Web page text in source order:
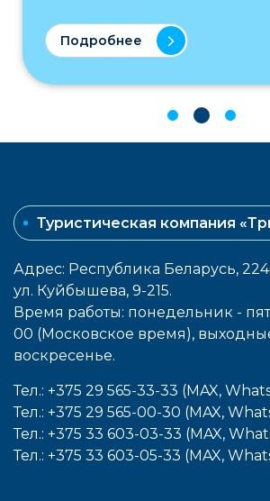
Подробнее
Туристическая компания
Адрес: Республика Беларусь,
ул. Куйбышева, 9-215.
Время работы: понедельник -
00 (Московское время),
воcкресенье.
Тел.: +375 29 565-33-33 (MAX,
Тел.: +375 29 565-00-30 (MAX,
Тел.: +375 33 603-03-33 (MAX,
Тел.: +375 33 603-05-33 (MAX,